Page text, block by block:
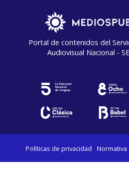
Portal de contenidos del
Audiovisual Nacional -
Políticas de privacidad Normativa